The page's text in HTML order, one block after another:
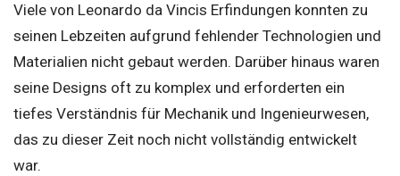
Viele von Leonardo da Vincis Erfindungen konnten zu
seinen Lebzeiten aufgrund fehlender Technologien und
Materialien nicht gebaut werden. Darüber hinaus waren
seine Designs oft zu komplex und erforderten ein
tiefes Verständnis für Mechanik und Ingenieurwesen,
das zu dieser Zeit noch nicht vollständig entwickelt
war.